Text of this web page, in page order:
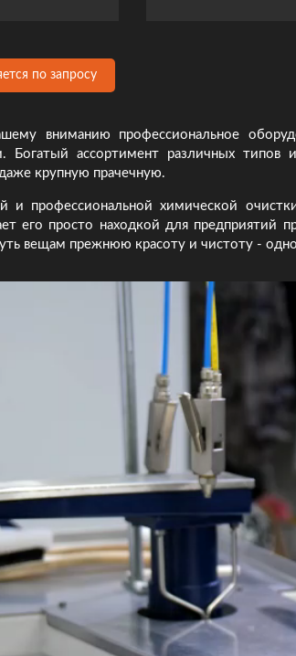
по запросу
вниманию профессиональное
Богатый ассортимент различных
крупную прачечную.
и профессиональной химической
его просто находкой для предприятий
вещам прежнюю красоту и чистоту -